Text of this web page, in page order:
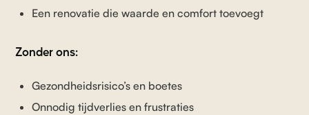
Een renovatie die waarde en comfort toevoegt
Zonder ons:
Gezondheidsrisico’s en boetes
Onnodig tijdverlies en frustraties